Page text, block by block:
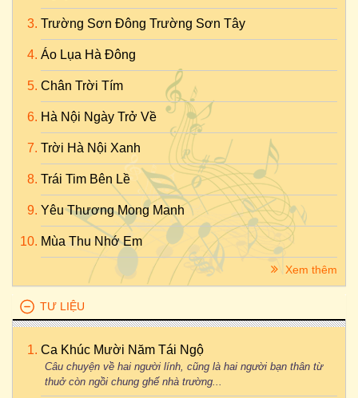
Trường Sơn Đông Trường Sơn Tây
Áo Lụa Hà Đông
Chân Trời Tím
Hà Nội Ngày Trở Về
Trời Hà Nội Xanh
Trái Tim Bên Lề
Yêu Thương Mong Manh
Mùa Thu Nhớ Em
Xem thêm
TƯ LIỆU
Ca Khúc Mười Năm Tái Ngộ
Câu chuyện về hai người lính, cũng là hai người bạn thân từ
thuở còn ngồi chung ghế nhà trường...